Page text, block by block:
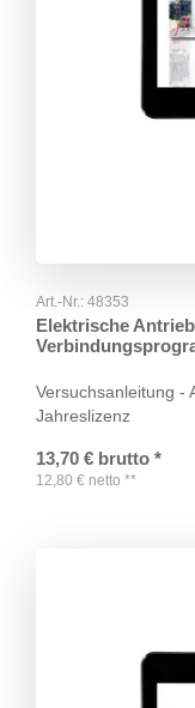
Art.-Nr.: 48353
Elektrische
Versuchsanleitung -
Jahreslizenz
13,70 € brutto *
12,80 € netto **